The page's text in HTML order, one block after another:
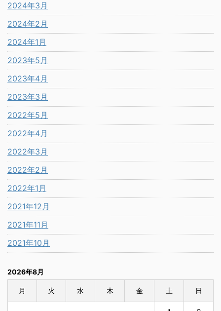
2024年3月
2024年2月
2024年1月
2023年5月
2023年4月
2023年3月
2022年5月
2022年4月
2022年3月
2022年2月
2022年1月
2021年12月
2021年11月
2021年10月
2026年8月
月 火 水 木 金 土 日